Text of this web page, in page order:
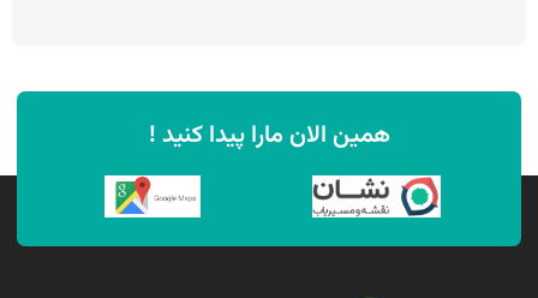
همین الان مارا پیدا کنید !